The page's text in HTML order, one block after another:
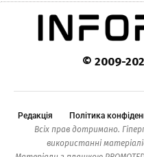
© 2009-
Редакція Політика
Всіх прав дотримано.
використанні